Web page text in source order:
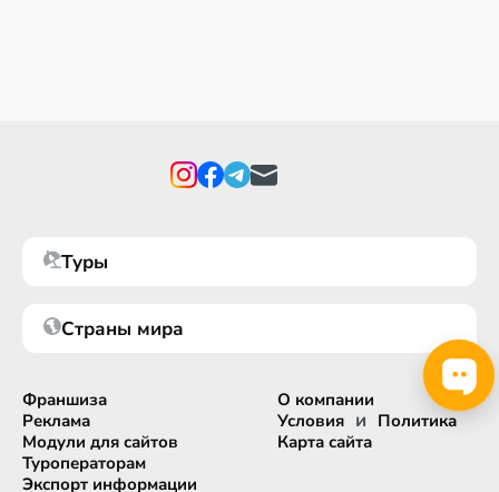
Туры
Страны мира
Франшиза
Реклама
Модули для сайтов
Туроператорам
Экспорт информации
О компании
Условия и Политика
Карта сайта